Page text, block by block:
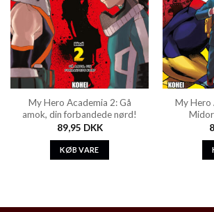
My Hero Academia 2: Gå
amok, din forbandede nørd!
89,95 DKK
KØB VARE
My Hero